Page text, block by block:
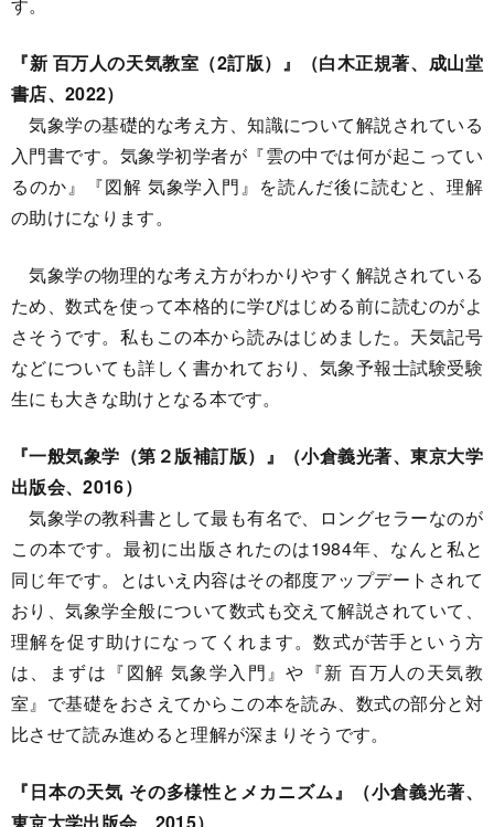
『新 百万人の天気教室（2訂版）』（白木正規著、成山堂
書店、2022）
気象学の基礎的な考え方、知識について解説されている
入門書です。気象学初学者が『雲の中では何が起こってい
るのか』『図解 気象学入門』を読んだ後に読むと、理解
の助けになります。
気象学の物理的な考え方がわかりやすく解説されている
ため、数式を使って本格的に学びはじめる前に読むのがよ
さそうです。私もこの本から読みはじめました。天気記号
などについても詳しく書かれており、気象予報士試験受験
生にも大きな助けとなる本です。
『一般気象学（第２版補訂版）』（小倉義光著、東京大学
出版会、2016）
気象学の教科書として最も有名で、ロングセラーなのが
この本です。最初に出版されたのは1984年、なんと私と
同じ年です。とはいえ内容はその都度アップデートされて
おり、気象学全般について数式も交えて解説されていて、
理解を促す助けになってくれます。数式が苦手という方
は、まずは『図解 気象学入門』や『新 百万人の天気教
室』で基礎をおさえてからこの本を読み、数式の部分と対
比させて読み進めると理解が深まりそうです。
『日本の天気 その多様性とメカニズム』（小倉義光著、